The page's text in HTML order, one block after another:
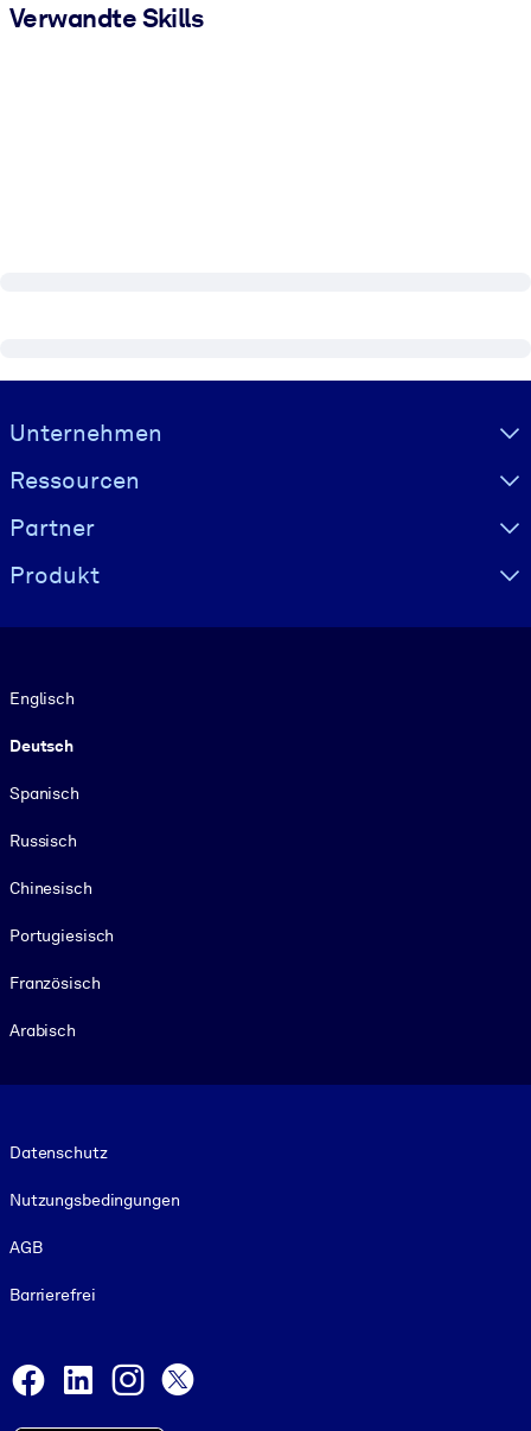
Verwandte Skills
Visually hidden Text
Unternehmen
Ressourcen
Partner
Produkt
Englisch
Deutsch
Spanisch
Russisch
Chinesisch
Portugiesisch
Französisch
Arabisch
Datenschutz
Nutzungsbedingungen
AGB
Barrierefrei
Facebook
LinkedInInstagram